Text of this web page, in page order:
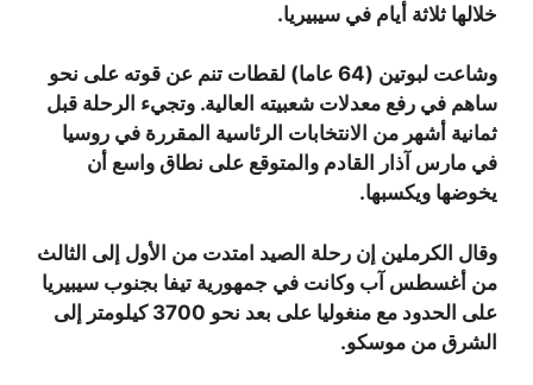
خلالها ثلاثة أيام في سيبيريا.
وشاعت لبوتين (64 عاما) لقطات تنم عن قوته على نحو
ساهم في رفع معدلات شعبيته العالية. وتجيء الرحلة قبل
ثمانية أشهر من الانتخابات الرئاسية المقررة في روسيا
في مارس آذار القادم والمتوقع على نطاق واسع أن
يخوضها ويكسبها.
وقال الكرملين إن رحلة الصيد امتدت من الأول إلى الثالث
من أغسطس آب وكانت في جمهورية تيفا بجنوب سيبيريا
على الحدود مع منغوليا على بعد نحو 3700 كيلومتر إلى
الشرق من موسكو.